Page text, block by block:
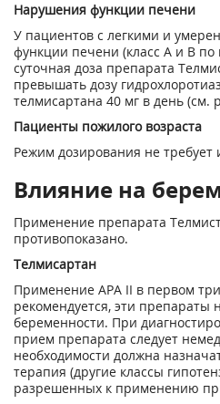
Нарушения функции печени
У пациентов с легкими и
функции печени (класс А и В
суточная доза препарата
превышать дозу
телмисартана 40 мг в день (см.
Пациенты пожилого возраста
Режим дозирования не требует
Влияние на
Применение препарата
противопоказано.
Телмисартан
Применение АРА II в первом
рекомендуется, эти препараты
беременности. При
прием препарата следует
необходимости должна
терапия (другие классы
разрешенных к применению